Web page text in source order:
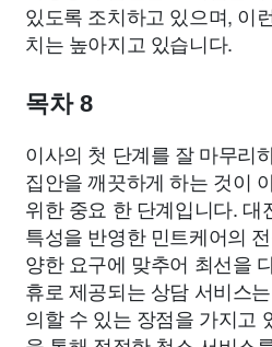
있도록 조치하고 있으며, 이
치는 높아지고 있습니다.
목차 8
이사의 첫 단계를 잘 마무리
집안을 깨끗하게 하는 것이
위한 중요 한 단계입니다. 대
특성을 반영한 민트케어의
양한 요구에 맞추어 최선을
휴로 제공되는 상담 서비스
의할 수 있는 장점을 가지고